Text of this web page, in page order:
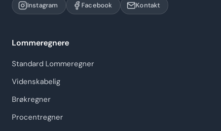
Instagram Facebook Kontakt
Lommeregnere
Standard Lommeregner
Videnskabelig
Brøkregner
Procentregner